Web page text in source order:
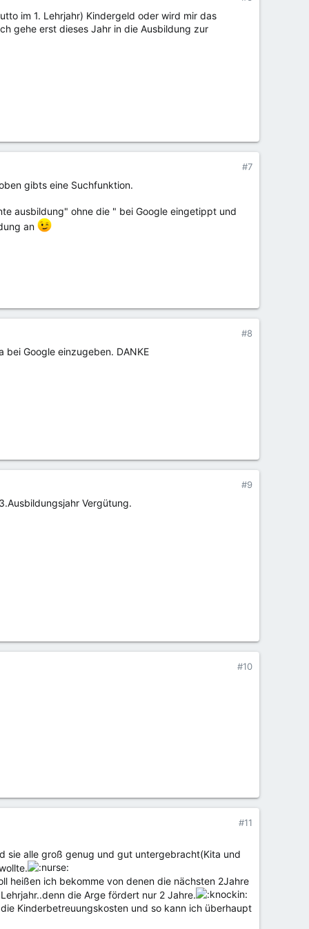
im 1. Lehrjahr) Kindergeld oder wird mir das
gehe erst dieses Jahr in die Ausbildung zur
#7
gibts eine Suchfunktion.
ausbildung" ohne die " bei Google eingetippt und
an
#8
bei Google einzugeben. DANKE
#9
Vergütung.
#10
#11
sie alle groß genug und gut untergebracht(Kita und
heißen ich bekomme von denen die nächsten 2Jahre
die Arge fördert nur 2 Jahre.
Kinderbetreuungskosten und so kann ich überhaupt